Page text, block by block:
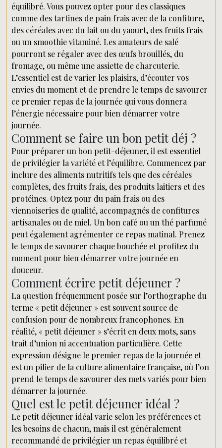
équilibré. Vous pouvez opter pour des classiques
comme des tartines de pain frais avec de la confiture,
des céréales avec du lait ou du yaourt, des fruits frais
ou un smoothie vitaminé. Les amateurs de salé
pourront se régaler avec des œufs brouillés, du
fromage, ou même une assiette de charcuterie.
L’essentiel est de varier les plaisirs, d’écouter vos
envies du moment et de prendre le temps de savourer
ce premier repas de la journée qui vous donnera
l’énergie nécessaire pour bien démarrer votre
journée.
Comment se faire un bon petit déj ?
Pour préparer un bon petit-déjeuner, il est essentiel
de privilégier la variété et l’équilibre. Commencez par
inclure des aliments nutritifs tels que des céréales
complètes, des fruits frais, des produits laitiers et des
protéines. Optez pour du pain frais ou des
viennoiseries de qualité, accompagnés de confitures
artisanales ou de miel. Un bon café ou un thé parfumé
peut également agrémenter ce repas matinal. Prenez
le temps de savourer chaque bouchée et profitez du
moment pour bien démarrer votre journée en
douceur.
Comment écrire petit déjeuner ?
La question fréquemment posée sur l’orthographe du
terme « petit déjeuner » est souvent source de
confusion pour de nombreux francophones. En
réalité, « petit déjeuner » s’écrit en deux mots, sans
trait d’union ni accentuation particulière. Cette
expression désigne le premier repas de la journée et
est un pilier de la culture alimentaire française, où l’on
prend le temps de savourer des mets variés pour bien
démarrer la journée.
Quel est le petit déjeuner idéal ?
Le petit déjeuner idéal varie selon les préférences et
les besoins de chacun, mais il est généralement
recommandé de privilégier un repas équilibré et